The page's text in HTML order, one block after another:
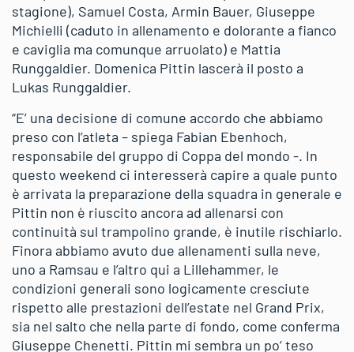
stagione), Samuel Costa, Armin Bauer, Giuseppe
Michielli (caduto in allenamento e dolorante a fianco
e caviglia ma comunque arruolato) e Mattia
Runggaldier. Domenica Pittin lascerà il posto a
Lukas Runggaldier.
“E’ una decisione di comune accordo che abbiamo
preso con l’atleta – spiega Fabian Ebenhoch,
responsabile del gruppo di Coppa del mondo -. In
questo weekend ci interesserà capire a quale punto
è arrivata la preparazione della squadra in generale e
Pittin non è riuscito ancora ad allenarsi con
continuità sul trampolino grande, è inutile rischiarlo.
Finora abbiamo avuto due allenamenti sulla neve,
uno a Ramsau e l’altro qui a Lillehammer, le
condizioni generali sono logicamente cresciute
rispetto alle prestazioni dell’estate nel Grand Prix,
sia nel salto che nella parte di fondo, come conferma
Giuseppe Chenetti. Pittin mi sembra un po’ teso